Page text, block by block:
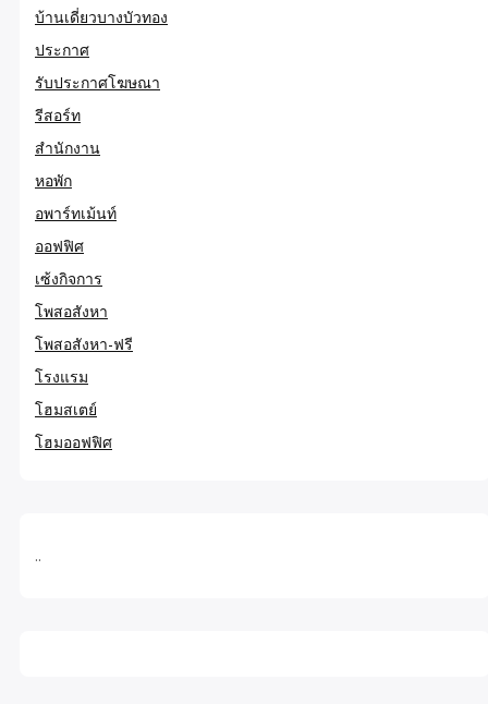
บ้านเดี่ยวบางบัวทอง
ประกาศ
รับประกาศโฆษณา
รีสอร์ท
สำนักงาน
หอพัก
อพาร์ทเม้นท์
ออฟฟิศ
เซ้งกิจการ
โพสอสังหา
โพสอสังหา-ฟรี
โรงแรม
โฮมสเตย์
โฮมออฟฟิศ
..